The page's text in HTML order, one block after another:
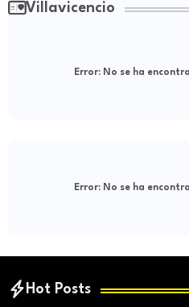
Villavicencio
Error:No se ha
Error:No se ha
Hot Posts